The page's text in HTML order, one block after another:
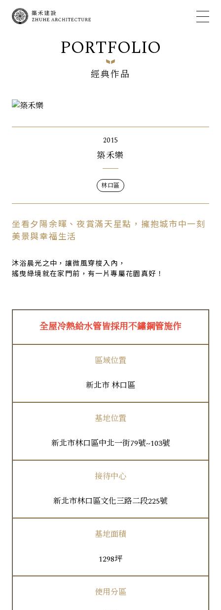
PORTFOLIO
經典作品
2015
築禾樂
林口區
坐看夕陽余暉、夜賞滿天星點，擁抱城市中一刻
美景與幸福生活
沐浴晨光之中，讓微風穿梭入內，
搖曳綠境就在家門前，有一片專屬花園真好！
全屋冷熱給水管皆採用不鏽鋼管施作
區域位置
新北市 林口區
基地位置
新北市林口區中北一街79號~103號
接待中心
新北市林口區文化三路二段225號
基地面積
1298坪
使用分區